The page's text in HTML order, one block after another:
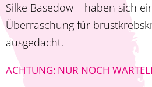
Silke Basedow – haben sich
Überraschung für
ausgedacht.
ACHTUNG: NUR NOCH